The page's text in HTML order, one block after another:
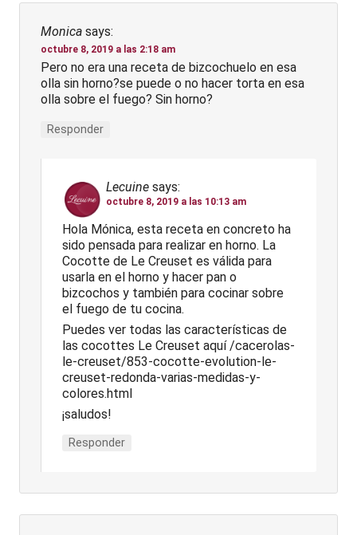
Monica says:
octubre 8, 2019 a las 2:18 am
Pero no era una receta de bizcochuelo en esa
olla sin horno?se puede o no hacer torta en esa
olla sobre el fuego? Sin horno?
Responder
Lecuine says:
octubre 8, 2019 a las 10:13 am
Hola Mónica, esta receta en concreto ha
sido pensada para realizar en horno. La
Cocotte de Le Creuset es válida para
usarla en el horno y hacer pan o
bizcochos y también para cocinar sobre
el fuego de tu cocina.
Puedes ver todas las características de
las cocottes Le Creuset aquí /cacerolas-
le-creuset/853-cocotte-evolution-le-
creuset-redonda-varias-medidas-y-
colores.html
¡saludos!
Responder